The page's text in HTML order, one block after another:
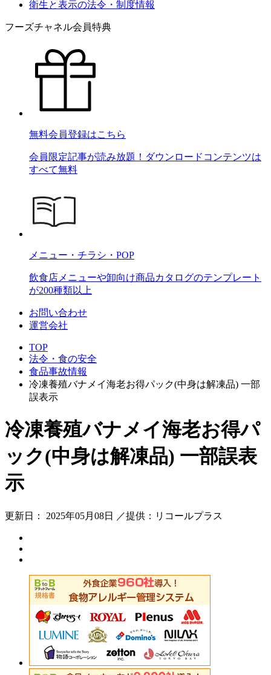
衛生と表示の法令・制度情報
フーズチャネル会員特典
無料会員登録はこちら
会員限定記事が読み放題！ダウンロードコンテンツは
すべて無料
メニュー・チラシ・POP
飲食店メニューや卸向け商品カタログのテンプレート
が200種類以上
お問い合わせ
運営会社
TOP
法令・食の安全
食品事故情報
冷凍養殖バナメイ海老お得パック(中身は解凍品) 一部
誤表示
冷凍養殖バナメイ海老お得パ
ック(中身は解凍品) 一部誤表
示
更新日： 2025年05月08日 ／提供：リコールプラス